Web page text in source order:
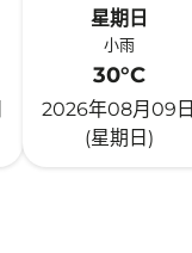
星期日
小雨
30°C
2026年08月09日
(星期日)